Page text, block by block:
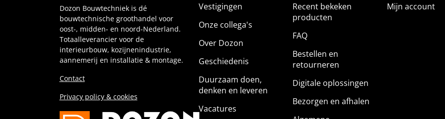
Dozon Bouwtechniek is dé
bouwtechnische groothandel voor
oost-, midden- en noord-Nederland.
Totaalleverancier voor de
interieurbouw, kozijnenindustrie,
aannemerij en installatie & montage.
Contact
Privacy policy & cookies
Vestigingen
Onze collega's
Over Dozon
Geschiedenis
Duurzaam doen,
denken en leveren
Vacatures
Recent bekeken
producten
FAQ
Bestellen en
retourneren
Digitale oplossingen
Bezorgen en afhalen
Mijn account